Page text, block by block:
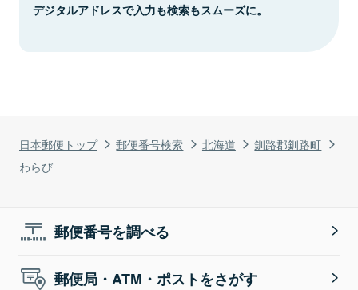
日本郵便トップ 郵便番号検索 北海道
釧路郡釧路町
わらび
デジタルアドレスで入力も検索もスムーズに。
郵便番号を調べる
郵便局・ATM・ポストをさがす